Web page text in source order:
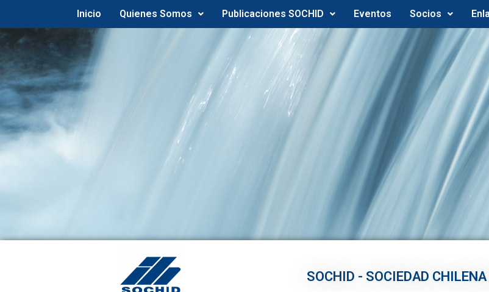
Inicio Quienes Somos Publicaciones SOCHID Eventos Socios
SOCHID - SOCIEDAD